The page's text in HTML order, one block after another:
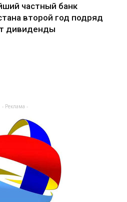
частный банк
второй год подряд
дивиденды
- Реклама -